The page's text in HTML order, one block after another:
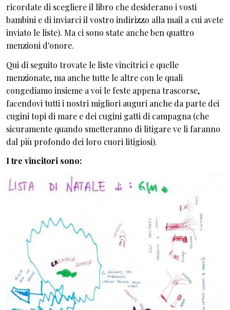
ricordate di scegliere il libro che desiderano i vosti
bambini e di inviarci il vostro indirizzo alla mail a cui avete
inviato le liste). Ma ci sono state anche ben quattro
menzioni d'onore.
Qui di seguito trovate le liste vincitrici e quelle
menzionate, ma anche tutte le altre con le quali
congediamo insieme a voi le feste appena trascorse,
facendovi tutti i nostri migliori auguri anche da parte dei
cugini topi di mare e dei cugini gatti di campagna (che
sicuramente quando smetteranno di litigare ve li faranno
dal più profondo dei loro cuori litigiosi).
I tre vincitori sono: